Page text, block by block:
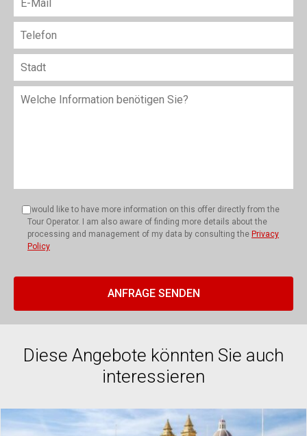
I would like to have more information on this offer directly from the
Tour Operator. I am also aware of finding more details about the
processing and management of my data by consulting the Privacy
Policy
Diese Angebote könnten Sie auch
interessieren